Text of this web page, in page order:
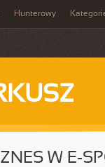
Hunterowy
W E-